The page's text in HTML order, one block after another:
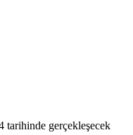
tarihinde gerçekleşecek